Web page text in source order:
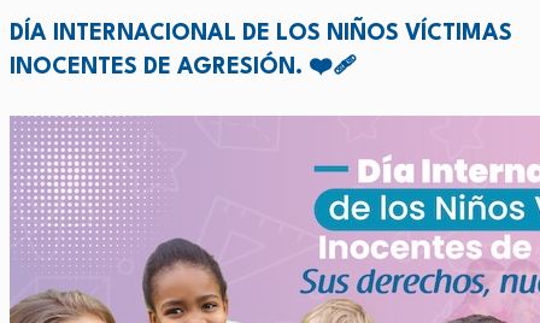
DÍA INTERNACIONAL DE LOS NIÑOS VÍCTIMAS
INOCENTES DE AGRESIÓN. ❤️‍🩹